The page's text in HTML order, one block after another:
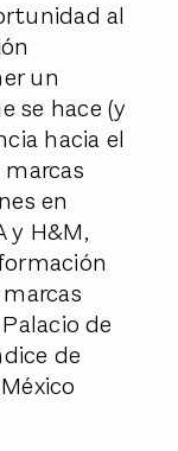
al
un
se hace (y
hacia el
en
y H&M,
de
de